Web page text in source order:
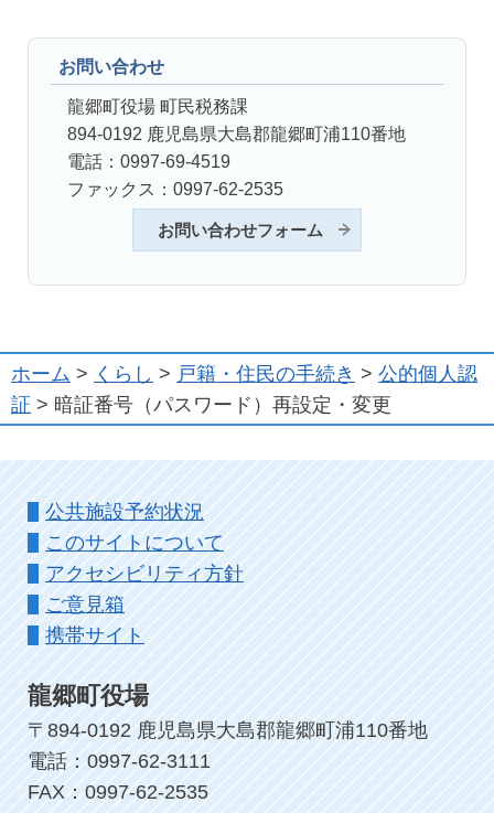
お問い合わせ
龍郷町役場 町民税務課
894-0192 鹿児島県大島郡龍郷町浦110番地
電話：0997-69-4519
ファックス：0997-62-2535
お問い合わせフォーム
ホーム > くらし > 戸籍・住民の手続き > 公的個人認
証 > 暗証番号（パスワード）再設定・変更
公共施設予約状況
このサイトについて
アクセシビリティ方針
ご意見箱
携帯サイト
龍郷町役場
〒894-0192 鹿児島県大島郡龍郷町浦110番地
電話：0997-62-3111
FAX：0997-62-2535